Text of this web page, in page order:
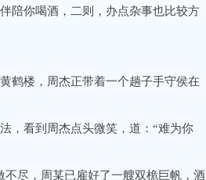
陪你喝酒，二则，办点杂事也比较方
楼，周杰正带着一个趟子手守侯在
看到周杰点头微笑，道：“难为你
尽，周某已雇好了一艘双桅巨帆，酒